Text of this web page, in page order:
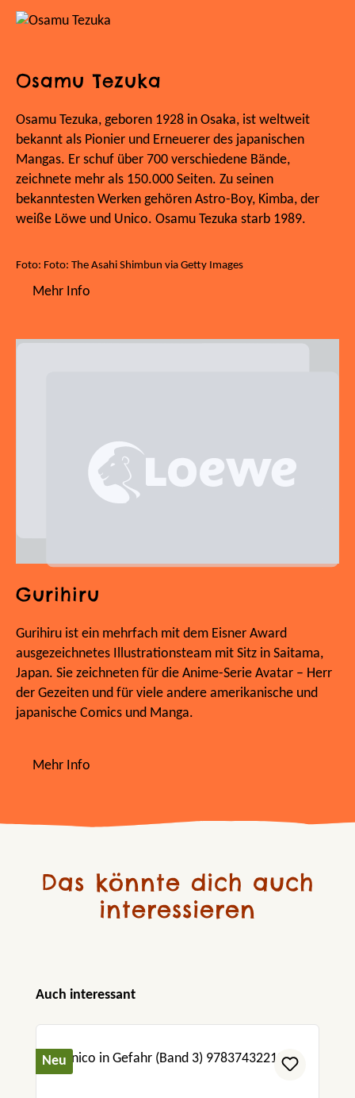
Osamu Tezuka
Osamu Tezuka, geboren 1928 in Osaka, ist weltweit
bekannt als Pionier und Erneuerer des japanischen
Mangas. Er schuf über 700 verschiedene Bände,
zeichnete mehr als 150.000 Seiten. Zu seinen
bekanntesten Werken gehören Astro-Boy, Kimba, der
weiße Löwe und Unico. Osamu Tezuka starb 1989.
Foto: Foto: The Asahi Shimbun via Getty Images
Mehr Info
Gurihiru
Gurihiru ist ein mehrfach mit dem Eisner Award
ausgezeichnetes Illustrationsteam mit Sitz in Saitama,
Japan. Sie zeichneten für die Anime-Serie Avatar – Herr
der Gezeiten und für viele andere amerikanische und
japanische Comics und Manga.
Mehr Info
Das könnte dich auch
interessieren
Produktgalerie überspringen
Auch interessant
Neu